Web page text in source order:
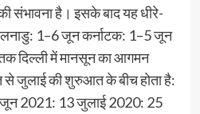
संभावना है। इसके बाद यह धीरे-
1–6 जून कर्नाटक: 1–5 जून
दिल्ली में मानसून का आगमन
जुलाई की शुरुआत के बीच होता है:
2021: 13 जुलाई 2020: 25